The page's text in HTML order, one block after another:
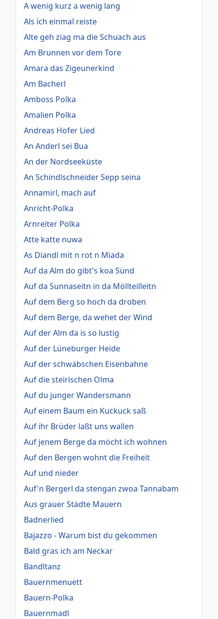
A wenig kurz a wenig lang
Als ich einmal reiste
Alte geh ziag ma die Schuach aus
Am Brunnen vor dem Tore
Amara das Zigeunerkind
Am Bacherl
Amboss Polka
Amalien Polka
Andreas Hofer Lied
An Anderl sei Bua
An der Nordseeküste
An Schindlschneider Sepp seina
Annamirl, mach auf
Anricht-Polka
Arnreiter Polka
Atte katte nuwa
As Diandl mit n rot n Miada
Auf da Alm do gibt's koa Sünd
Auf da Sunnaseitn in da Möllteilleitn
Auf dem Berg so hoch da droben
Auf dem Berge, da wehet der Wind
Auf der Alm da is so lustig
Auf der Lüneburger Heide
Auf der schwäbschen Eisenbahne
Auf die steirischen Olma
Auf du junger Wandersmann
Auf einem Baum ein Kuckuck saß
Auf ihr Brüder laßt uns wallen
Auf jenem Berge da möcht ich wohnen
Auf den Bergen wohnt die Freiheit
Auf und nieder
Auf'n Bergerl da stengan zwoa Tannabam
Aus grauer Städte Mauern
Badnerlied
Bajazzo - Warum bist du gekommen
Bald gras ich am Neckar
Bandltanz
Bauernmenuett
Bauern-Polka
Bauernmadl